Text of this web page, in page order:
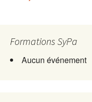
Formations SyPa
Aucun événement